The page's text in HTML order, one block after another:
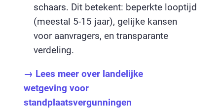
schaars. Dit betekent: beperkte looptijd
(meestal 5-15 jaar), gelijke kansen
voor aanvragers, en transparante
verdeling.
→ Lees meer over landelijke
wetgeving voor
standplaatsvergunningen